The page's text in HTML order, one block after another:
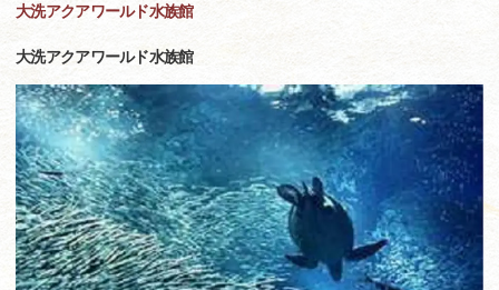
大洗アクアワールド水族館
大洗アクアワールド水族館